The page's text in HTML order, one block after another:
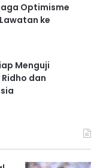
Optimisme
ke
Menguji
dan